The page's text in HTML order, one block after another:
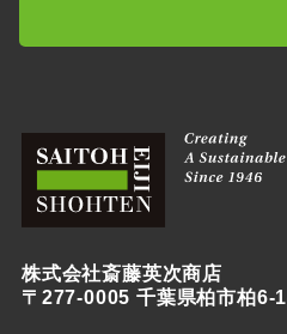
株式会社斎藤英次商店
〒277-0005 千葉県柏市柏6-